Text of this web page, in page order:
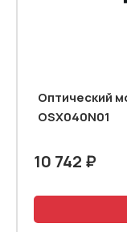
Оптический
OSX040N01
10 742 ₽